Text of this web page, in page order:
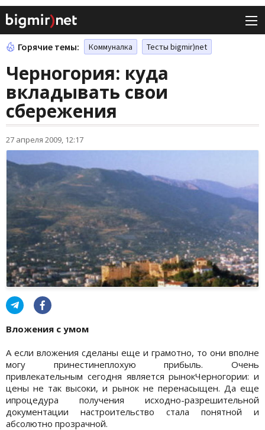
Горячие темы: Коммуналка Тесты bigmir)net
Черногория: куда
вкладывать свои
сбережения
27 апреля 2009, 12:17
Вложения с умом
А если вложения сделаны еще и грамотно, то они вполне
могу принестинеплохую прибыль. Очень
привлекательным сегодня является рынокЧерногории: и
цены не так высоки, и рынок не перенасыщен. Да еще
ипроцедура получения исходно-разрешительной
документации настроительство стала понятной и
абсолютно прозрачной.